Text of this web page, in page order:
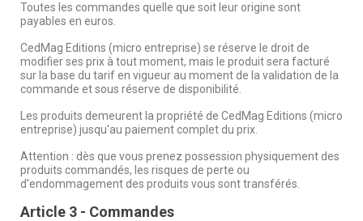
Toutes les commandes quelle que soit leur origine sont
payables en euros.
CedMag Editions (micro entreprise) se réserve le droit de
modifier ses prix à tout moment, mais le produit sera facturé
sur la base du tarif en vigueur au moment de la validation de la
commande et sous réserve de disponibilité.
Les produits demeurent la propriété de CedMag Editions (micro
entreprise) jusqu'au paiement complet du prix.
Attention : dès que vous prenez possession physiquement des
produits commandés, les risques de perte ou
d'endommagement des produits vous sont transférés.
Article 3 - Commandes